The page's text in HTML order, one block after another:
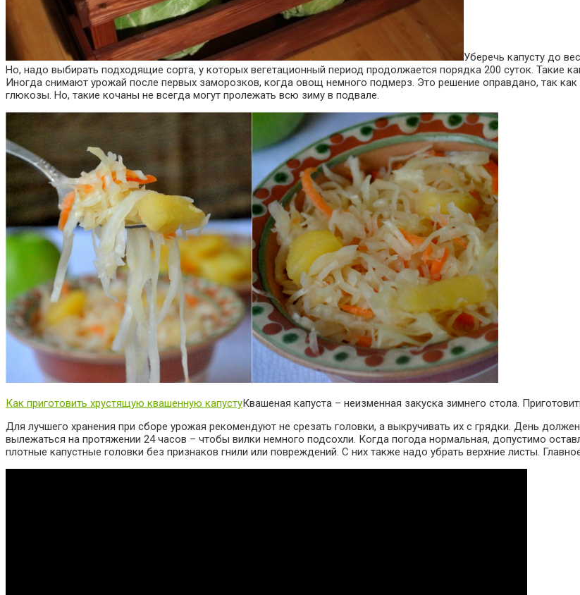
Уберечь капусту до
Но, надо выбирать подходящие сорта, у которых вегетационный период продолжается порядка 200 суток. Такие
Иногда снимают урожай после первых заморозков, когда овощ немного подмерз. Это решение оправдано, так
глюкозы. Но, такие кочаны не всегда могут пролежать всю зиму в подвале.
Как приготовить хрустящую квашенную капустуКвашеная капуста – неизменная закуска зимнего стола.
Для лучшего хранения при сборе урожая рекомендуют не срезать головки, а выкручивать их с грядки. День
вылежаться на протяжении 24 часов – чтобы вилки немного подсохли. Когда погода нормальная, допустимо
плотные капустные головки без признаков гнили или повреждений. С них также надо убрать верхние листы.